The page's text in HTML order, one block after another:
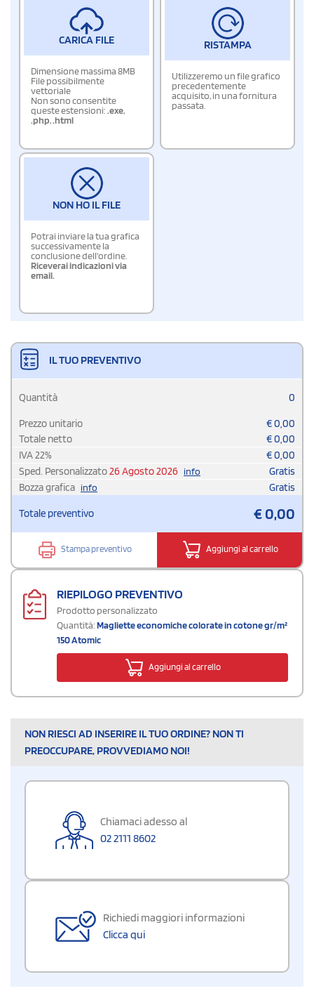
CARICA FILE
Dimensione massima 8MB
File possibilmente
vettoriale
Non sono consentite
queste estensioni:.exe,
.php,.html
RISTAMPA
Utilizzeremo un file grafico
precedentemente
acquisito, in una fornitura
passata.
NON HO IL FILE
Potrai inviare la tua grafica
successivamente la
conclusione dell'ordine.
Riceverai indicazioni via
email.
IL TUO PREVENTIVO
Quantità 0
Prezzo unitario €0,00
Totale netto
€0,00
IVA22% €0,00
Sped. Personalizzato26 Agosto 2026 info
Gratis
Bozza grafica info Gratis
Totale preventivo €0,00
Stampa preventivo Aggiungi al carrello
RIEPILOGO PREVENTIVO
Prodotto personalizzato
Quantità:Magliette economiche colorate in cotone gr/m²
150 Atomic
Aggiungi al carrello
NON RIESCI AD INSERIRE IL TUO ORDINE? NON TI
PREOCCUPARE, PROVVEDIAMO NOI!
Chiamaci adesso al
02 2111 8602
Richiedi maggiori informazioni
Clicca qui